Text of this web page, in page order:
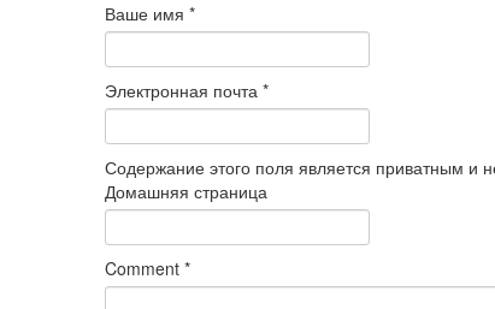
Ваше имя *
Электронная почта *
Содержание этого поля является приватным и
Домашняя страница
Comment *